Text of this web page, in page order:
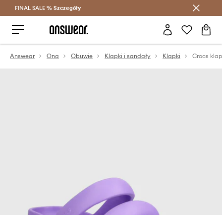
Oszczędzaj z Answear Club >
FINAL SALE % Szczegóły
Answear Ona Obuwie Klapki i sandały Klapki